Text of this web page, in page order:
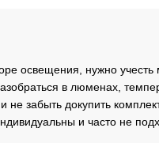
освещения, нужно учесть
в люменах,
не забыть докупить
и часто не